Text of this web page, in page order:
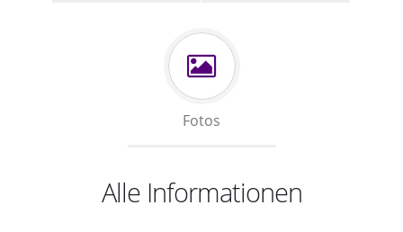
Fotos
Alle Informationen